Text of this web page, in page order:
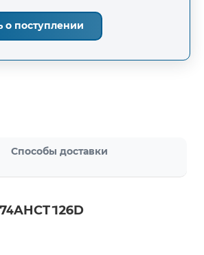
о поступлении
Способы доставки